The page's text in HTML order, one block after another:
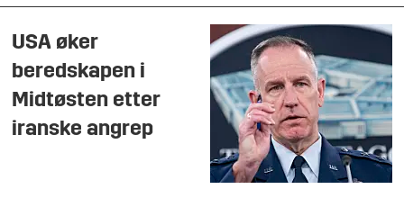
USA øker
beredskapen i
Midtøsten etter
iranske angrep